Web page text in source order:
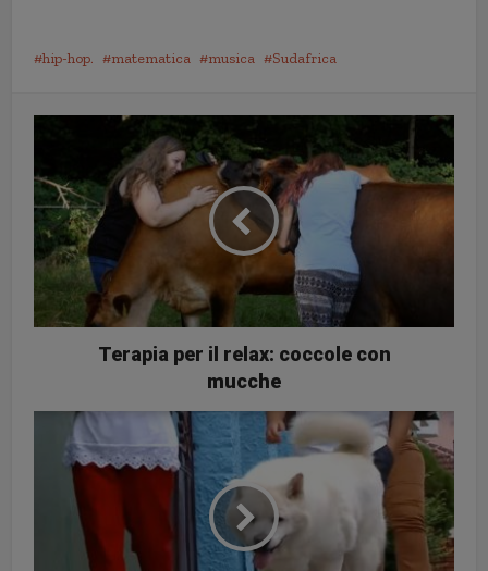
hip-hop. matematica musica Sudafrica
Terapia per il relax: coccole con
mucche